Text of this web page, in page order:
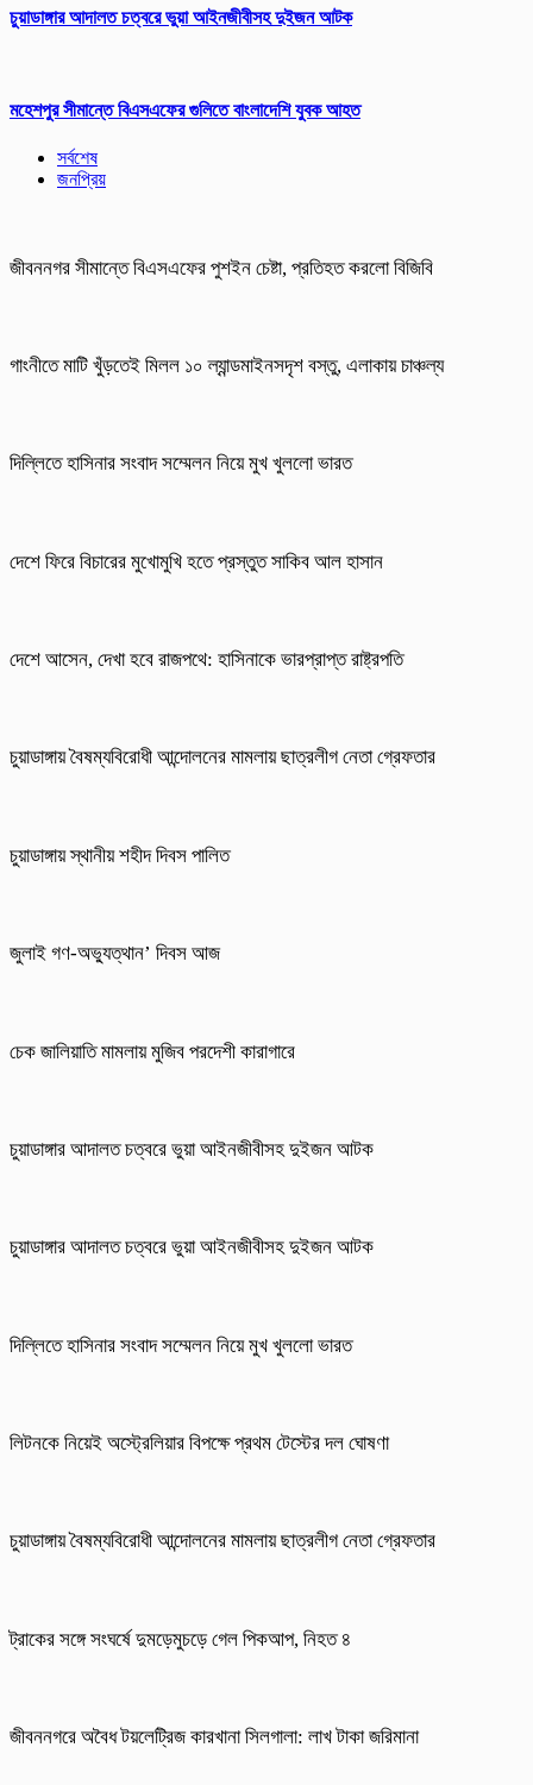
চুয়াডাঙ্গার আদালত চত্বরে ভুয়া আইনজীবীসহ দুইজন আটক
মহেশপুর সীমান্তে বিএসএফের গুলিতে বাংলাদেশি যুবক আহত
সর্বশেষ
জনপ্রিয়
জীবননগর সীমান্তে বিএসএফের পুশইন চেষ্টা, প্রতিহত করলো বিজিবি
গাংনীতে মাটি খুঁড়তেই মিলল ১০ ল্যান্ডমাইনসদৃশ বস্তু, এলাকায় চাঞ্চল্য
দিল্লিতে হাসিনার সংবাদ সম্মেলন নিয়ে মুখ খুললো ভারত
দেশে ফিরে বিচারের মুখোমুখি হতে প্রস্তুত সাকিব আল হাসান
দেশে আসেন, দেখা হবে রাজপথে: হাসিনাকে ভারপ্রাপ্ত রাষ্ট্রপতি
চুয়াডাঙ্গায় বৈষম্যবিরোধী আন্দোলনের মামলায় ছাত্রলীগ নেতা গ্রেফতার
চুয়াডাঙ্গায় স্থানীয় শহীদ দিবস পা‌লিত
জুলাই গণ-অভ্যুত্থান’ দিবস আজ
চেক জালিয়াতি মামলায় মুজিব পরদেশী কারাগারে
চুয়াডাঙ্গার আদালত চত্বরে ভুয়া আইনজীবীসহ দুইজন আটক
চুয়াডাঙ্গার আদালত চত্বরে ভুয়া আইনজীবীসহ দুইজন আটক
দিল্লিতে হাসিনার সংবাদ সম্মেলন নিয়ে মুখ খুললো ভারত
লিটনকে নিয়েই অস্ট্রেলিয়ার বিপক্ষে প্রথম টেস্টের দল ঘোষণা
চুয়াডাঙ্গায় বৈষম্যবিরোধী আন্দোলনের মামলায় ছাত্রলীগ নেতা গ্রেফতার
ট্রাকের সঙ্গে সংঘর্ষে দুমড়েমুচড়ে গেল পিকআপ, নিহত ৪
জীবননগরে অবৈধ টয়লেট্রিজ কারখানা সিলগালা: লাখ টাকা জরিমানা